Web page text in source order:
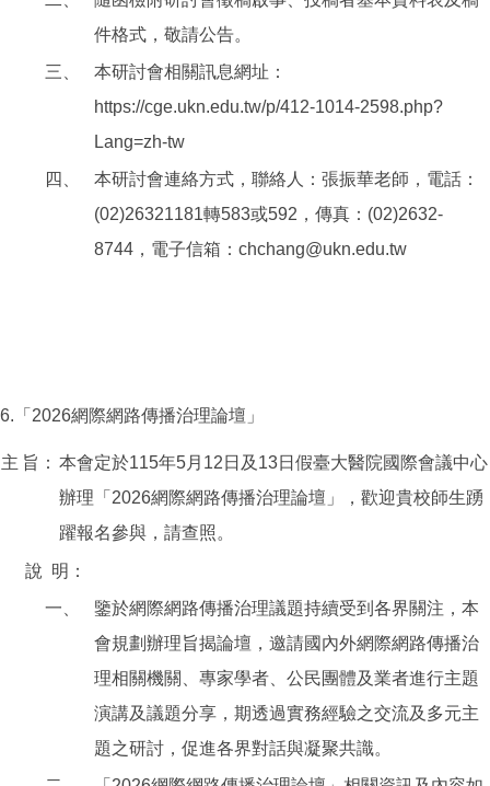
件格式，敬請公告。
三、
本研討會相關訊息網址：
https://cge.ukn.edu.tw/p/412-1014-2598.php?
Lang=zh-tw
四、
本研討會連絡方式，聯絡人：張振華老師，電話：
(02)26321181轉583或592，傳真：(02)2632-
8744，電子信箱：chchang@ukn.edu.tw
6.「2026網際網路傳播治理論壇」
主 旨： 本會定於115年5月12日及13日假臺大醫院國際會議中心
辦理「2026網際網路傳播治理論壇」，歡迎貴校師生踴
躍報名參與，請查照。
說 明：
一、
鑒於網際網路傳播治理議題持續受到各界關注，本
會規劃辦理旨揭論壇，邀請國內外網際網路傳播治
理相關機關、專家學者、公民團體及業者進行主題
演講及議題分享，期透過實務經驗之交流及多元主
題之研討，促進各界對話與凝聚共識。